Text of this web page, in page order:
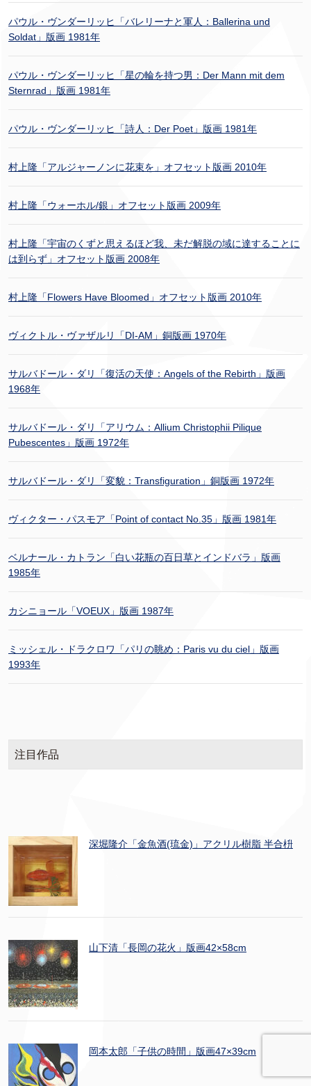
パウル・ヴンダーリッヒ「バレリーナと軍人：Ballerina und
Soldat」版画 1981年
パウル・ヴンダーリッヒ「星の輪を持つ男：Der Mann mit dem
Sternrad」版画 1981年
パウル・ヴンダーリッヒ「詩人：Der Poet」版画 1981年
村上隆「アルジャーノンに花束を」オフセット版画 2010年
村上隆「ウォーホル/銀」オフセット版画 2009年
村上隆「宇宙のくずと思えるほど我、未だ解脱の域に達することに
は到らず」オフセット版画 2008年
村上隆「Flowers Have Bloomed」オフセット版画 2010年
ヴィクトル・ヴァザルリ「DI-AM」銅版画 1970年
サルバドール・ダリ「復活の天使：Angels of the Rebirth」版画
1968年
サルバドール・ダリ「アリウム：Allium Christophii Pilique
Pubescentes」版画 1972年
サルバドール・ダリ「変貌：Transfiguration」銅版画 1972年
ヴィクター・パスモア「Point of contact No.35」版画 1981年
ベルナール・カトラン「白い花瓶の百日草とインドバラ」版画
1985年
カシニョール「VOEUX」版画 1987年
ミッシェル・ドラクロワ「パリの眺め：Paris vu du ciel」版画
1993年
注目作品
深堀隆介「金魚酒(琉金)」アクリル樹脂 半合枡
山下清「長岡の花火」版画42×58cm
岡本太郎「子供の時間」版画47×39cm